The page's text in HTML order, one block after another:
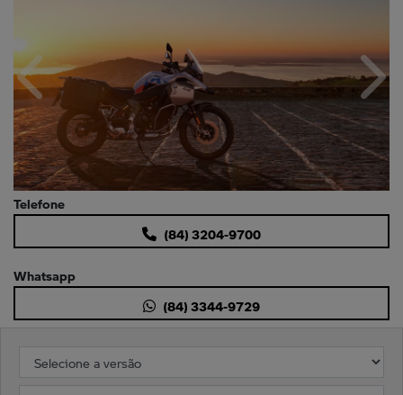
Anterior
Telefone
(84) 3204-9700
Whatsapp
(84) 3344-9729